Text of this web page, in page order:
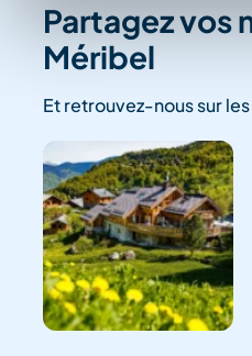
Partagez vos
Méribel
Et retrouvez-nous sur